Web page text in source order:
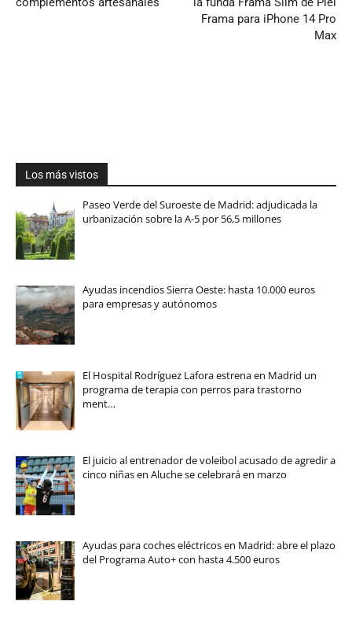
Frama para iPhone 14 Pro
Max
Los más vistos
Paseo Verde del Suroeste de Madrid: adjudicada la
urbanización sobre la A-5 por 56,5 millones
Ayudas incendios Sierra Oeste: hasta 10.000 euros
para empresas y autónomos
El Hospital Rodríguez Lafora estrena en Madrid un
programa de terapia con perros para trastorno
ment…
El juicio al entrenador de voleibol acusado de agredir a
cinco niñas en Aluche se celebrará en marzo
Ayudas para coches eléctricos en Madrid: abre el plazo
del Programa Auto+ con hasta 4.500 euros